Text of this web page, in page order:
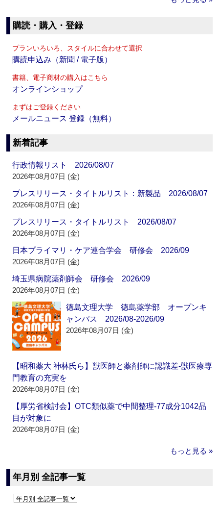
購読・購入・登録
プランいろいろ、スタイルに合わせて選択
購読申込み（新聞 / 電子版）
書籍、電子商材の購入はこちら
オンラインショップ
まずはご登録ください
メールニュース 登録（無料）
新着記事
行政情報リスト 2026/08/07
2026年08月07日 (金)
プレスリリース・タイトルリスト：新製品 2026/08/07
2026年08月07日 (金)
プレスリリース・タイトルリスト 2026/08/07
2026年08月07日 (金)
日本プライマリ・ケア連合学会 研修会 2026/09
2026年08月07日 (金)
埼玉県病院薬剤師会 研修会 2026/09
2026年08月07日 (金)
徳島文理大学 徳島薬学部 オープンキ
ャンパス 2026/08-2026/09
2026年08月07日 (金)
【昭和薬大 神林氏ら】獣医師と薬剤師に認識差‐獣医療専
門教育の充実を
2026年08月07日 (金)
【厚労省検討会】OTC類似薬で中間整理‐77成分1042品
目が対象に
2026年08月07日 (金)
もっと見る »
年月別 全記事一覧